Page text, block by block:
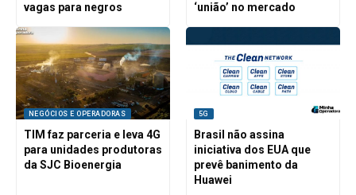
vagas para negros
‘união’ no mercado
NEGÓCIOS E OPERADORAS
TIM faz parceria e leva 4G
para unidades produtoras
da SJC Bioenergia
5G
Brasil não assina
iniciativa dos EUA que
prevê banimento da
Huawei